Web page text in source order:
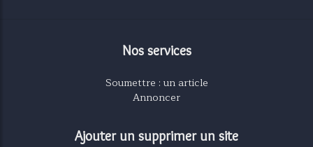
Nos services
Soumettre : un article
Annoncer
Ajouter un supprimer un site